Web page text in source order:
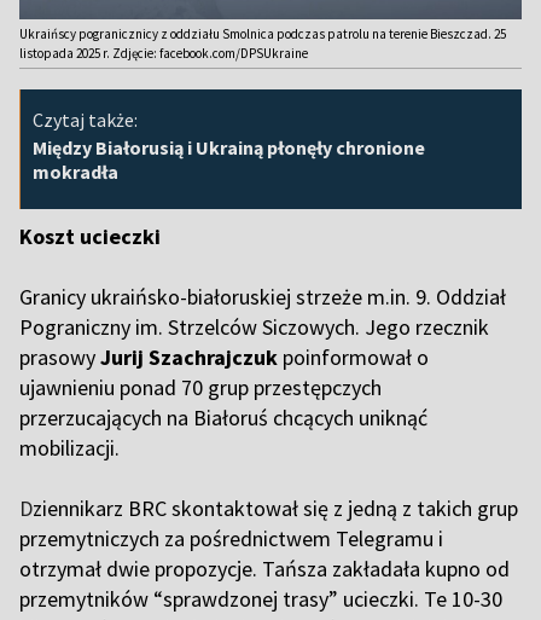
Ukraińscy pogranicznicy z oddziału Smolnica podczas patrolu na terenie Bieszczad. 25
listopada 2025 r. Zdjęcie: facebook.com/DPSUkraine
Czytaj także:
Między Białorusią i Ukrainą płonęły chronione
mokradła
Koszt ucieczki
Granicy ukraińsko-białoruskiej strzeże m.in. 9. Oddział
Pograniczny im. Strzelców Siczowych. Jego rzecznik
prasowyJurij Szachrajczuk poinformował o
ujawnieniu ponad 70 grup przestępczych
przerzucających na Białoruś chcących uniknąć
mobilizacji.
Dziennikarz BRC skontaktował się z jedną z takich grup
przemytniczych za pośrednictwem Telegramu i
otrzymał dwie propozycje. Tańsza zakładała kupno od
przemytników “sprawdzonej trasy” ucieczki. Te 10-30